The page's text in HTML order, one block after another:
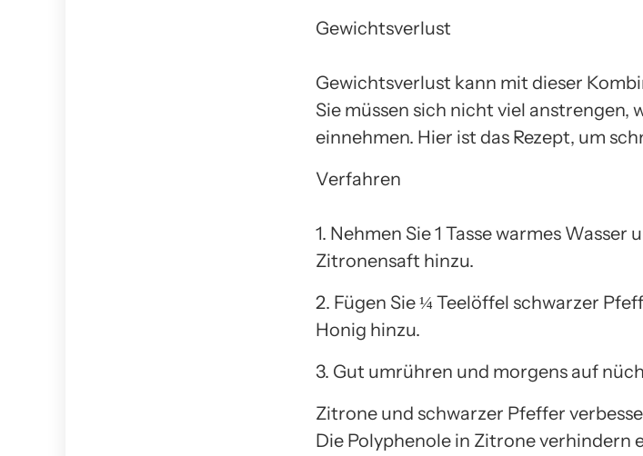
Gewichtsverlust
Gewichtsverlust kann mit dieser
Sie müssen sich nicht viel anstrengen,
einnehmen. Hier ist das Rezept, um
Verfahren
1. Nehmen Sie 1 Tasse warmes Wasser
Zitronensaft hinzu.
2. Fügen Sie ¼ Teelöffel schwarzer
Honig hinzu.
3. Gut umrühren und morgens auf
Zitrone und schwarzer Pfeffer
Die Polyphenole in Zitrone verhindern